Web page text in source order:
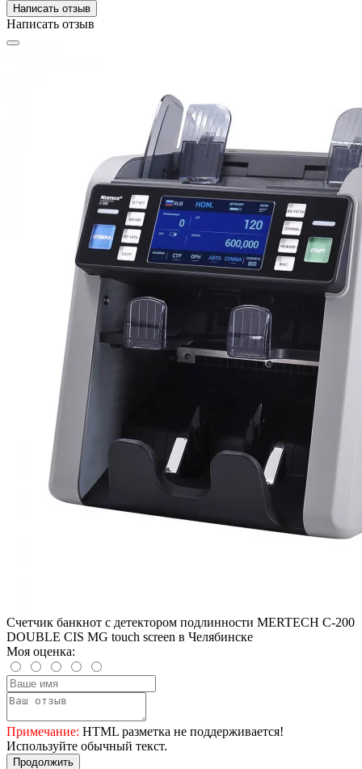
Написать отзыв
Написать отзыв
Счетчик банкнот с детектором подлинности MERTECH C-200
DOUBLE CIS MG touch screen в Челябинске
Моя оценка:
Примечание: HTML разметка не поддерживается!
Используйте обычный текст.
Продолжить